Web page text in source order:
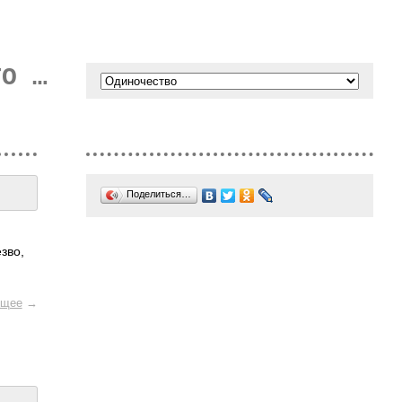
…
→
Поделиться…